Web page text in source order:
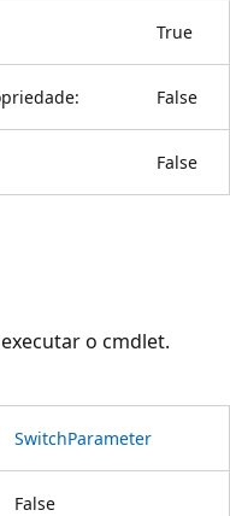
True
False
False
o cmdlet.
SwitchParameter
False